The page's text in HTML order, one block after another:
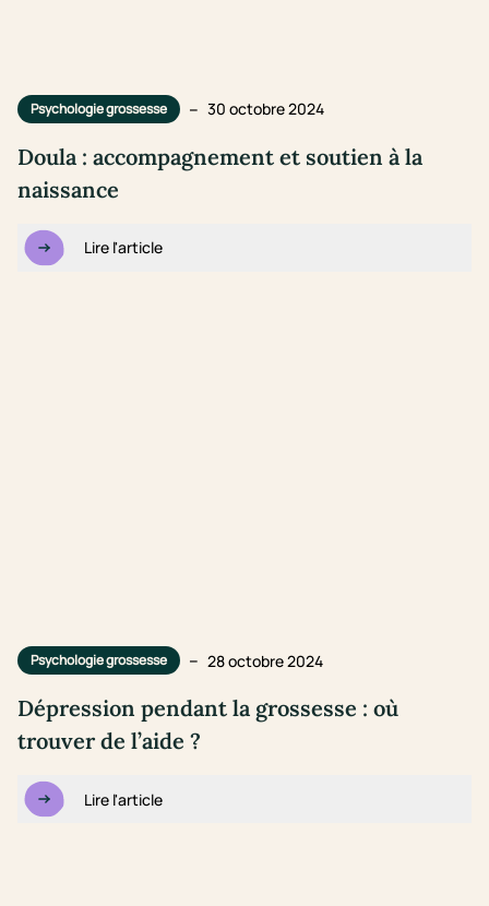
Psychologie grossesse – 30 octobre 2024
Doula : accompagnement et soutien à la
naissance
Lire l'article
Psychologie grossesse – 28 octobre 2024
Dépression pendant la grossesse : où
trouver de l’aide ?
Lire l'article